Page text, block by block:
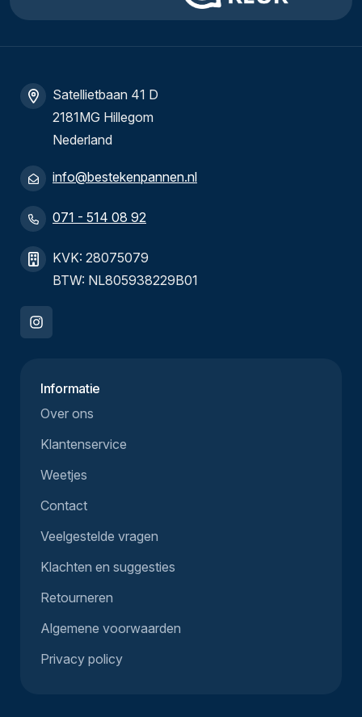
Satellietbaan 41 D
2181MG Hillegom
Nederland
info@bestekenpannen.nl
071 - 514 08 92
KVK: 28075079
BTW: NL805938229B01
Informatie
Over ons
Klantenservice
Weetjes
Contact
Veelgestelde vragen
Klachten en suggesties
Retourneren
Algemene voorwaarden
Privacy policy